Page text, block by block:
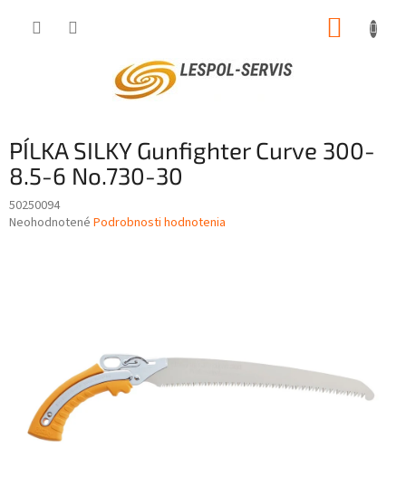
PÍLKA SILKY Gunfighter Curve 300-
8.5-6 No.730-30
50250094
Priemerné
Neohodnotené Podrobnosti hodnotenia